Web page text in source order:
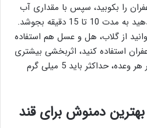
را بکوبید، سپس با مقداری آب
سرد در قوری ریخته و اجازه بدهید به مدت 10 تا 15 دقیقه بجوشد.
از گلاب، هل و عسل هم استفاده
استفاده کنید، اثربخشی بیشتری
دارد. برای تهیه این دمنوش در هر وعده، حداکثر باید 5 میلی گرم
دمنوش برای قند